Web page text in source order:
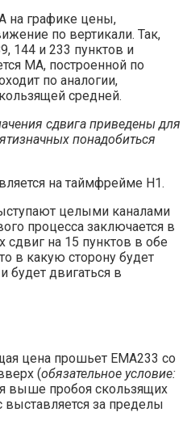
на графике цены,
по вертикали. Так,
144 и 233 пунктов и
МА, построенной по
по аналогии,
средней.
сдвига приведены для
понадобиться
на таймфрейме Н1.
целыми каналами
процесса заключается в
на 15 пунктов в обе
в какую сторону будет
будет двигаться в
цена прошьет ЕМА233 со
(обязательное условие:
выше пробоя скользящих
за пределы